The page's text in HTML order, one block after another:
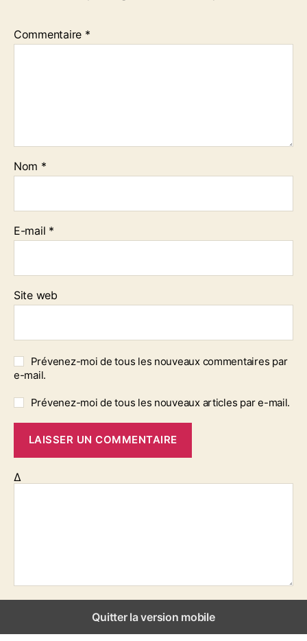
Commentaire *
Nom *
E-mail *
Site web
Prévenez-moi de tous les nouveaux commentaires par
e-mail.
Prévenez-moi de tous les nouveaux articles par e-mail.
Δ
Quitter la version mobile